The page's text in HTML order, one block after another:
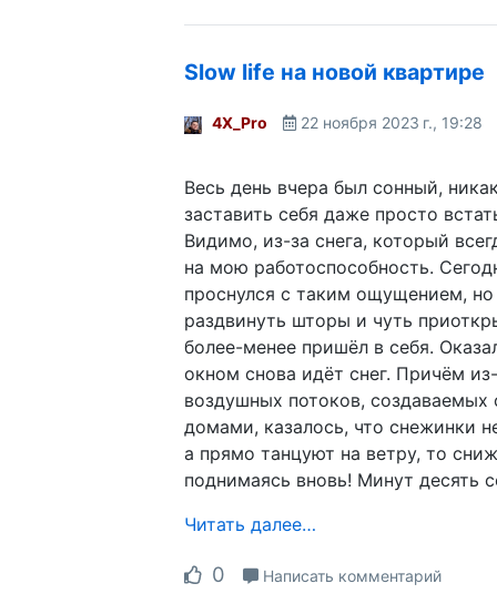
Slow life на новой квартире
4X_Pro 22 ноября 2023 г., 19:28
Весь день вчера был сонный,
заставить себя даже просто
Видимо, из-за снега, который
на мою работоспособность.
проснулся с таким ощущением,
раздвинуть шторы и чуть
более-менее пришёл в себя.
окном снова идёт снег. Причём
воздушных потоков, создаваемых
домами, казалось, что снежинки
а прямо танцуют на ветру, то
поднимаясь вновь! Минут десять
Читать далее…
0 Написать комментарий